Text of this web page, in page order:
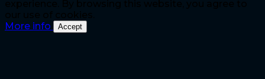
More info
Accept